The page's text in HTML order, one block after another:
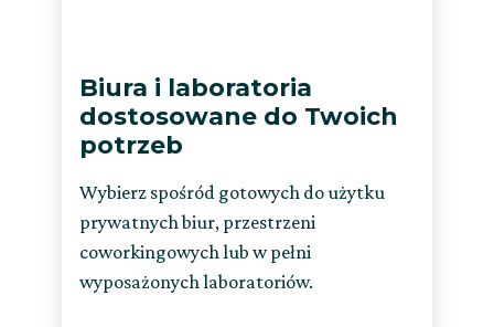
Biura i laboratoria
dostosowane do Twoich
potrzeb
Wybierz spośród gotowych do użytku
prywatnych biur, przestrzeni
coworkingowych lub w pełni
wyposażonych laboratoriów.